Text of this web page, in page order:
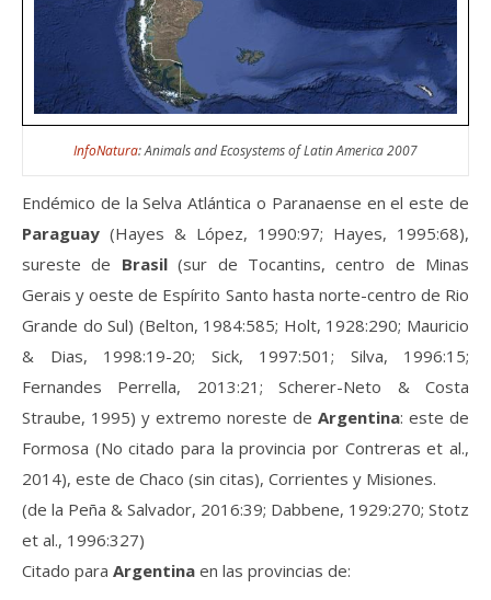
InfoNatura: Animals and Ecosystems of Latin America 2007
Endémico de la Selva Atlántica o Paranaense en el este de
Paraguay (Hayes & López, 1990:97; Hayes, 1995:68),
sureste de Brasil(sur de Tocantins, centro de Minas
Gerais y oeste de Espírito Santo hasta norte-centro de Rio
Grande do Sul) (Belton, 1984:585; Holt, 1928:290; Mauricio
& Dias, 1998:19-20; Sick, 1997:501; Silva, 1996:15;
Fernandes Perrella, 2013:21; Scherer-Neto & Costa
Straube, 1995) y extremo noreste de Argentina: este de
Formosa (No citado para la provincia por Contreras et al.,
2014), este de Chaco (sin citas), Corrientes y Misiones.
(de la Peña & Salvador, 2016:39; Dabbene, 1929:270; Stotz
et al., 1996:327)
Citado para Argentina en las provincias de: